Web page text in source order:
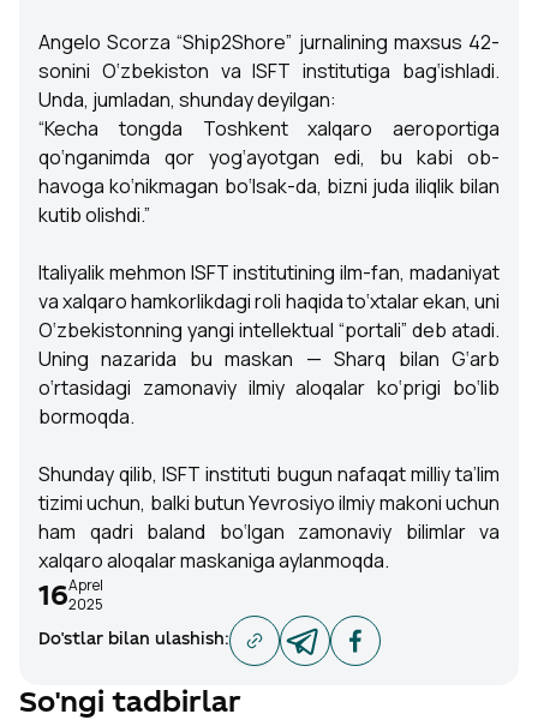
Angelo Scorza “Ship2Shore” jurnalining maxsus 42-
sonini O‘zbekiston va ISFT institutiga bag‘ishladi.
Unda, jumladan, shunday deyilgan:
“Kecha tongda Toshkent xalqaro aeroportiga
qo‘nganimda qor yog‘ayotgan edi, bu kabi ob-
havoga ko‘nikmagan bo‘lsak-da, bizni juda iliqlik bilan
kutib olishdi.”
Italiyalik mehmon ISFT institutining ilm-fan, madaniyat
va xalqaro hamkorlikdagi roli haqida to‘xtalar ekan, uni
O‘zbekistonning yangi intellektual “portali” deb atadi.
Uning nazarida bu maskan — Sharq bilan G‘arb
o‘rtasidagi zamonaviy ilmiy aloqalar ko‘prigi bo‘lib
bormoqda.
Shunday qilib, ISFT instituti bugun nafaqat milliy ta’lim
tizimi uchun, balki butun Yevrosiyo ilmiy makoni uchun
ham qadri baland bo‘lgan zamonaviy bilimlar va
xalqaro aloqalar maskaniga aylanmoqda.
16Aprel
2025
Do'stlar bilan ulashish:
So'ngi tadbirlar